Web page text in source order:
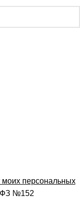
моих персональных
ФЗ №152